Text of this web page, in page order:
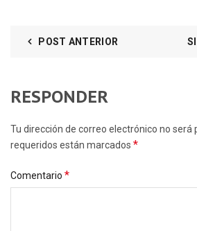
POST ANTERIOR
RESPONDER
Tu dirección de correo electrónico no será
requeridos están marcados *
Comentario *